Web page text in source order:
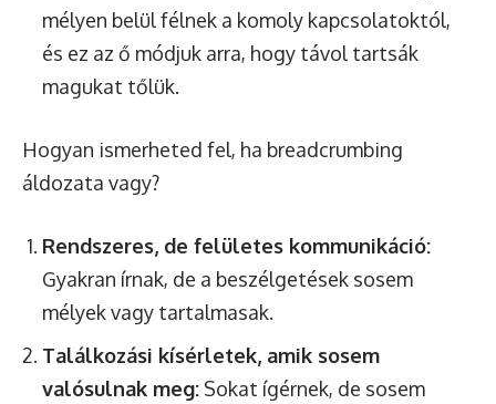
mélyen belül félnek a komoly kapcsolatoktól,
és ez az ő módjuk arra, hogy távol tartsák
magukat tőlük.
Hogyan ismerheted fel, ha breadcrumbing
áldozata vagy?
Rendszeres, de felületes kommunikáció:
Gyakran írnak, de a beszélgetések sosem
mélyek vagy tartalmasak.
Találkozási kísérletek, amik sosem
valósulnak meg: Sokat ígérnek, de sosem